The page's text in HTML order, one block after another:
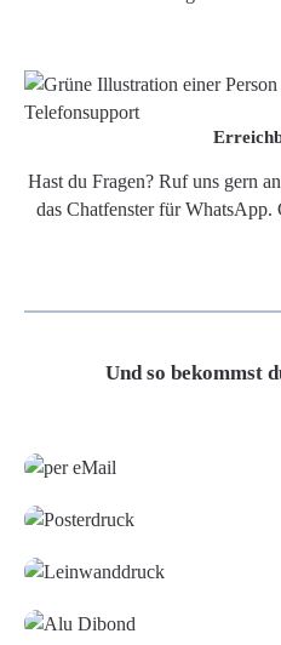
Hast du Fragen? Ruf uns gern
das Chatfenster für
Und so bekommst